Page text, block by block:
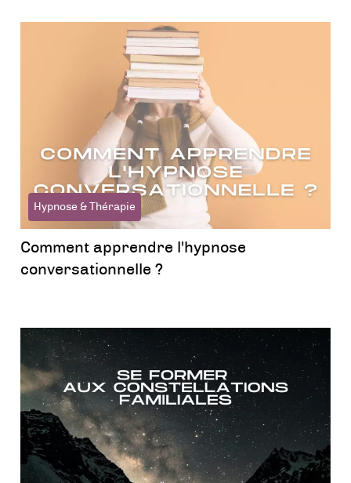
Hypnose & Thérapie
Comment apprendre l'hypnose
conversationnelle ?